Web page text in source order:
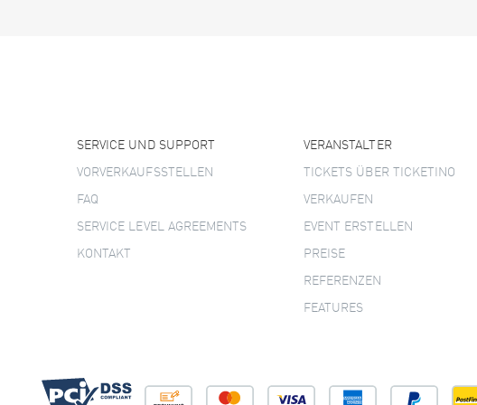
SERVICE UND SUPPORT
VORVERKAUFSSTELLEN
FAQ
SERVICE LEVEL AGREEMENTS
KONTAKT
VERANSTALTER
TICKETS ÜBER TICKETINO
VERKAUFEN
EVENT ERSTELLEN
PREISE
REFERENZEN
FEATURES